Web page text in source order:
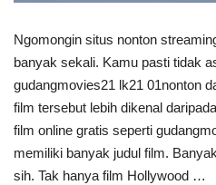
Ngomongin situs nonton
banyak sekali. Kamu pasti tidak
gudangmovies21 lk21 01nonton
film tersebut lebih dikenal
film online gratis seperti
memiliki banyak judul film.
sih. Tak hanya film Hollywood …